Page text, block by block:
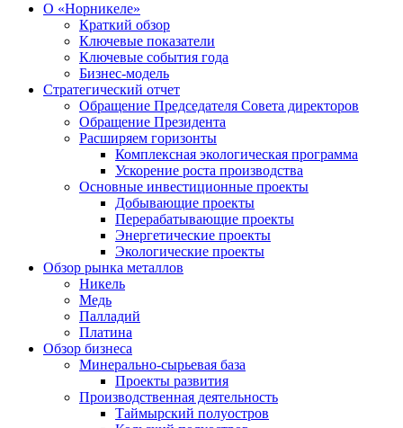
О «Норникеле»
Краткий обзор
Ключевые показатели
Ключевые события года
Бизнес-модель
Стратегический отчет
Обращение Председателя Совета директоров
Обращение Президента
Расширяем горизонты
Комплексная экологическая программа
Ускорение роста производства
Основные инвестиционные проекты
Добывающие проекты
Перерабатывающие проекты
Энергетические проекты
Экологические проекты
Обзор рынка металлов
Никель
Медь
Палладий
Платина
Обзор бизнеса
Минерально-сырьевая база
Проекты развития
Производственная деятельность
Таймырский полуостров